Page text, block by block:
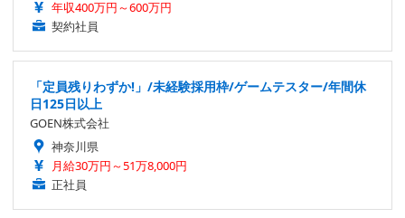
年収400万円～600万円
契約社員
「定員残りわずか!」/未経験採用枠/ゲームテスター/年間休
日125日以上
GOEN株式会社
神奈川県
月給30万円～51万8,000円
正社員